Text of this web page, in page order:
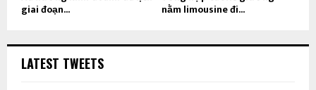
giai đoạn... nằm limousine đi...
LATEST TWEETS